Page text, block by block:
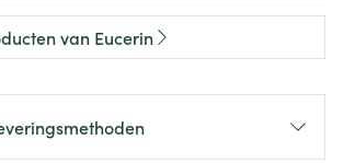
van Eucerin